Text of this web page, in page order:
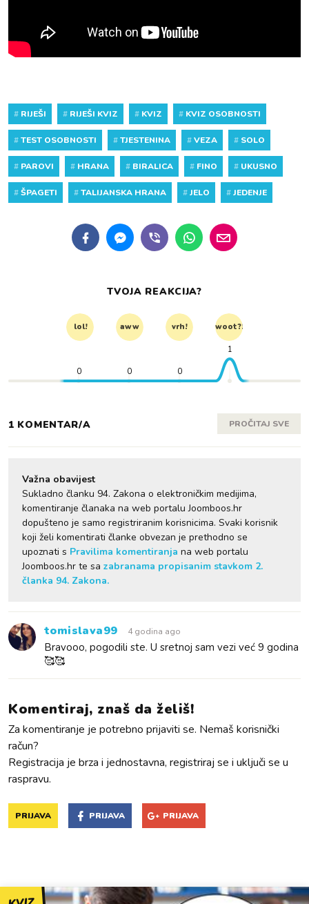
# RIJEŠI # RIJEŠI KVIZ # KVIZ # KVIZ OSOBNOSTI
#TEST OSOBNOSTI #TJESTENINA #VEZA # SOLO
# PAROVI # HRANA # BIRALICA # FINO # UKUSNO
#ŠPAGETI #TALIJANSKA HRANA #JELO #JEDENJE
TVOJA REAKCIJA?
lol! aww vrh! woot?!
0 0 0
1
1 KOMENTAR/A PROČITAJ SVE
Važna obavijest
Sukladno članku 94. Zakona o elektroničkim medijima,
komentiranje članaka na web portalu Joomboos.hr
dopušteno je samo registriranim korisnicima. Svaki korisnik
koji želi komentirati članke obvezan je prethodno se
upoznati s Pravilima komentiranja na web portalu
Joomboos.hr te sa zabranama propisanim stavkom 2.
članka 94. Zakona.
tomislava99 4 godina ago
Bravooo, pogodili ste. U sretnoj sam vezi već 9 godina
🥰🥰
Komentiraj, znaš da želiš!
Za komentiranje je potrebno prijaviti se. Nemaš korisnički
račun?
Registracija je brza i jednostavna, registriraj se i uključi se u
raspravu.
PRIJAVA PRIJAVA PRIJAVA